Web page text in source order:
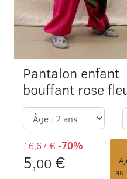
Pantalon enfant
bouffant rose
16,67 €-70%
5,00 €
au